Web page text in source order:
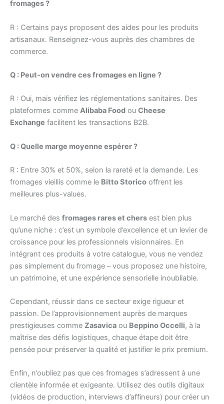
fromages ?
R : Certains pays proposent des aides pour les produits
artisanaux. Renseignez-vous auprès des chambres de
commerce.
Q : Peut-on vendre ces fromages en ligne ?
R : Oui, mais vérifiez les réglementations sanitaires. Des
plateformes comme Alibaba Food ou Cheese
Exchange facilitent les transactions B2B.
Q : Quelle marge moyenne espérer ?
R : Entre 30% et 50%, selon la rareté et la demande. Les
fromages vieillis comme le Bitto Storico offrent les
meilleures plus-values.
Le marché des fromages rares et chers est bien plus
qu’une niche : c’est un symbole d’excellence et un levier de
croissance pour les professionnels visionnaires. En
intégrant ces produits à votre catalogue, vous ne vendez
pas simplement du fromage – vous proposez une histoire,
un patrimoine, et une expérience sensorielle inoubliable.
Cependant, réussir dans ce secteur exige rigueur et
passion. De l’approvisionnement auprès de marques
prestigieuses comme Zasavica ou Beppino Occelli, à la
maîtrise des défis logistiques, chaque étape doit être
pensée pour préserver la qualité et justifier le prix premium.
Enfin, n’oubliez pas que ces fromages s’adressent à une
clientèle informée et exigeante. Utilisez des outils digitaux
(vidéos de production, interviews d’affineurs) pour créer un